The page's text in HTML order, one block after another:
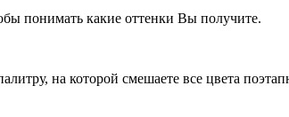
понимать какие оттенки Вы получите.
на которой смешаете все цвета